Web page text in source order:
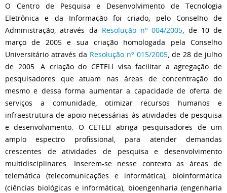
O Centro de Pesquisa e Desenvolvimento de Tecnologia
Eletrônica e da Informação foi criado, pelo Conselho de
Administração, através da Resolução nº 004/2005, de 10 de
março de 2005 e sua criação homologada pela Conselho
Universitário através da Resolução nº 015/2005, de 28 de julho
de 2005. A criação do CETELI visa facilitar a agregação de
pesquisadores que atuam nas áreas de concentração do
mesmo e dessa forma aumentar a capacidade de oferta de
serviços a comunidade, otimizar recursos humanos e
infraestrutura de apoio necessárias às atividades de pesquisa
e desenvolvimento. O CETELI abriga pesquisadores de um
amplo espectro profissional, para atender demandas
crescentes de atividades de pesquisa e desenvolvimento
multidisciplinares. Inserem-se nesse contexto as áreas de
telemática (telecomunicações e informática), bioinformática
(ciências biológicas e informática), bioengenharia (engenharia